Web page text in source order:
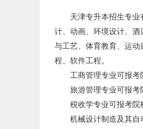
天津专升本招生专业有
计、动画、环境设计、
与工艺、体育教育、运
程、软件工程。
工商管理专业可报考
旅游管理专业可报考
税收学专业可报考院
机械设计制造及其自